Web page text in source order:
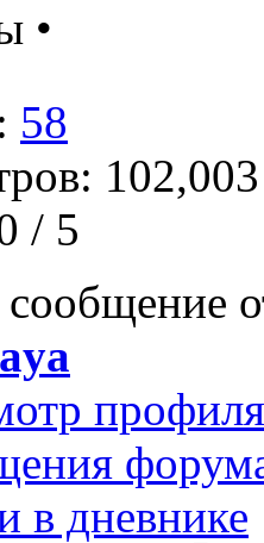
•
58
102,003
/ 5
профиля
в дневнике